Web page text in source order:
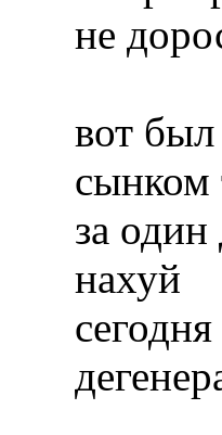
не
вот был
сынком
за
нахуй